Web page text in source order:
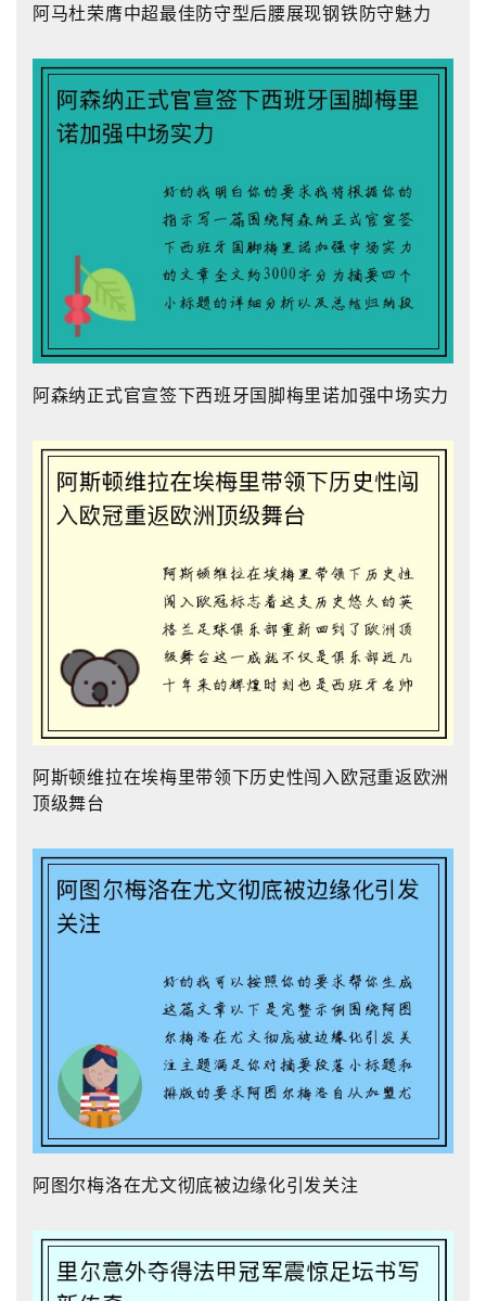
阿马杜荣膺中超最佳防守型后腰展现钢铁防守魅力
阿森纳正式官宣签下西班牙国脚梅里诺加强中场实力
阿斯顿维拉在埃梅里带领下历史性闯入欧冠重返欧洲
顶级舞台
阿图尔梅洛在尤文彻底被边缘化引发关注